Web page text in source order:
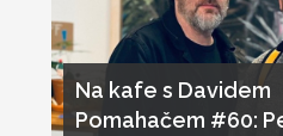
Na kafe s Davidem
Pomahačem #60: